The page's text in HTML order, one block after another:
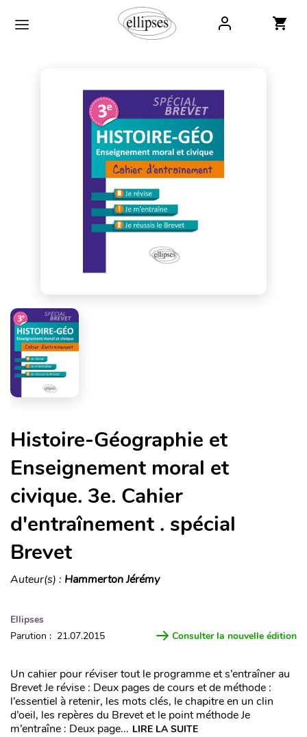
Histoire-Géographie et
Enseignement moral et
civique. 3e. Cahier
d'entraînement . spécial
Brevet
Auteur(s) : Hammerton Jérémy
Ellipses
Parution : 21.07.2015
Consulter la nouvelle édition
Un cahier pour réviser tout le programme et s’entraîner au
Brevet Je révise : Deux pages de cours et de méthode :
l’essentiel à retenir, les mots clés, le chapitre en un clin
d’oeil, les repères du Brevet et le point méthode Je
m’entraîne : Deux page... LIRE LA SUITE